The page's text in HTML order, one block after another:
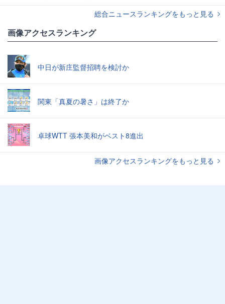
総合ニュースランキングをもっと見る
画像アクセスランキング
中日が新庄監督招聘を検討か
関東「真夏の暑さ」は終了か
卓球WTT 張本美和がベスト8進出
画像アクセスランキングをもっと見る